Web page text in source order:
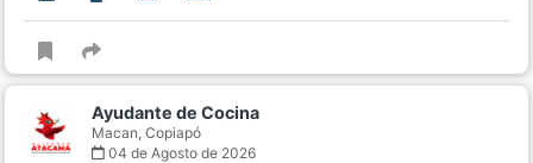
Ayudante de Cocina
Macan, Copiapó
04 de Agosto de 2026